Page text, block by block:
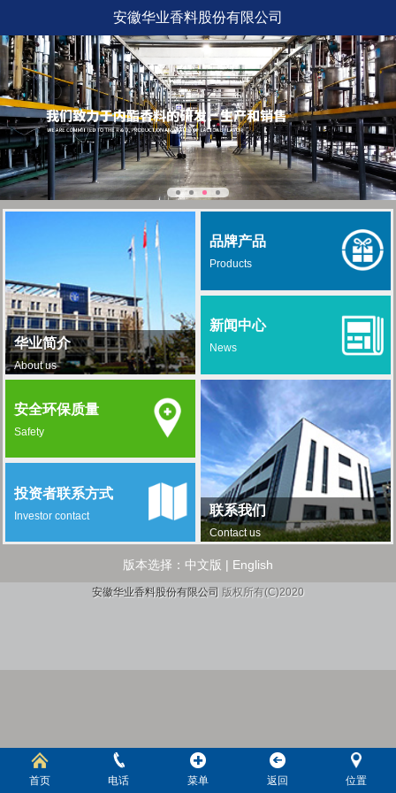
安徽华业香料股份有限公司
华业简介
About us
品牌产品
Products
新闻中心
News
联系我们
Contact us
安全环保质量
Safety
投资者联系方式
Investor contact
版本选择： 中文版 | English
安徽华业香料股份有限公司 版权所有(C)2020
首页 电话 菜单 返回 位置